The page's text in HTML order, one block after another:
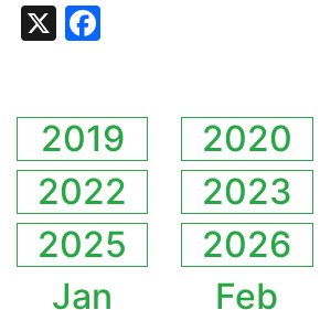
X
2019 2020
2022
2023
2025
2026
Jan
Feb